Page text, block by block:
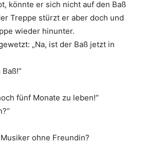
könnte er sich nicht auf den Baß
Treppe stürzt er aber doch und
wieder hinunter.
„Na, ist der Baß jetzt in
fünf Monate zu leben!“
ohne Freundin?